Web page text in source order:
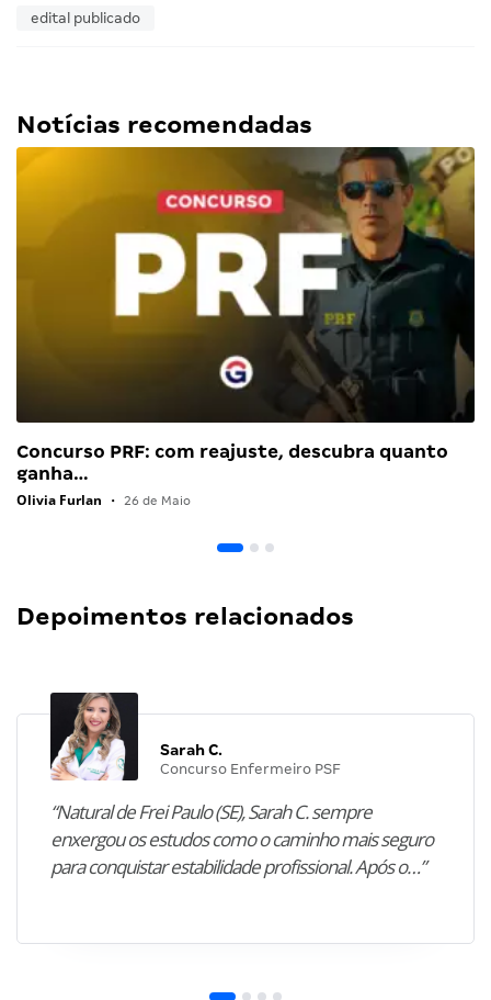
edital publicado
Notícias recomendadas
Concurso PRF: com reajuste, descubra quanto
ganha…
Olivia Furlan • 26 de Maio
Depoimentos relacionados
Sarah C.
Concurso Enfermeiro PSF
“Natural de Frei Paulo (SE), Sarah C. sempre
enxergou os estudos como o caminho mais seguro
para conquistar estabilidade profissional. Após o…”